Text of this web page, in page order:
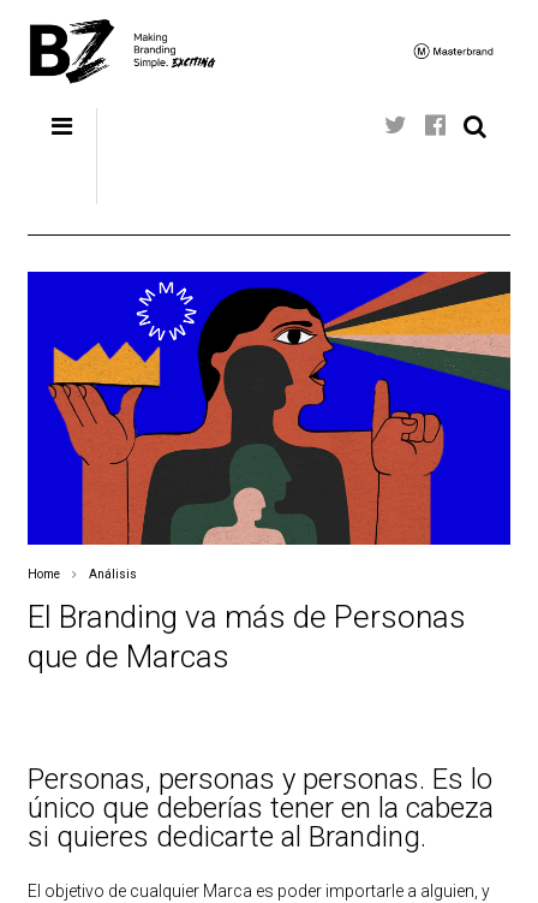
Home Análisis
El Branding va más de Personas
que de Marcas
Personas, personas y personas. Es lo
único que deberías tener en la cabeza
si quieres dedicarte al Branding.
El objetivo de cualquier Marca es poder importarle a alguien, y